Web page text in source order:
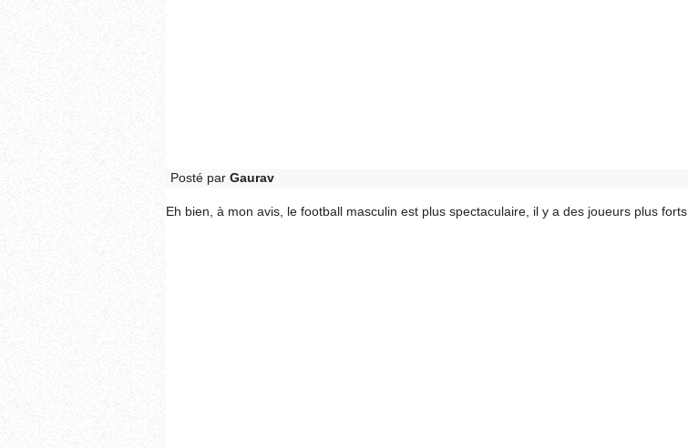
Posté par Gaurav
Eh bien, à mon avis, le football masculin est plus spectaculaire, il y a des joueurs plus forts.